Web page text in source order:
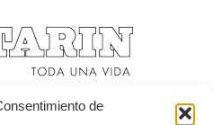
de
desde 1963